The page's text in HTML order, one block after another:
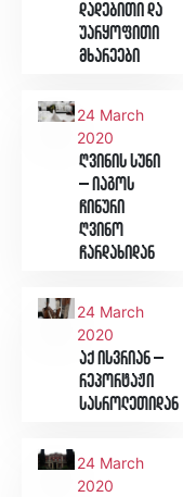
დადებითი და
უარყოფითი
მხარეები
24 March
2020
ღვინის სუნი
– იაგოს
ჩინური
ღვინო
ჩარდახიდან
24 March
2020
აქ ისვრიან –
რეპორტაჟი
სასროლეთიდან
24 March
2020